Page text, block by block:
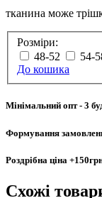
тканина може
Розміри:
48-52
54-
До кошика
Мінімальний опт- 3
Формування
Роздрібна ціна
Схожі